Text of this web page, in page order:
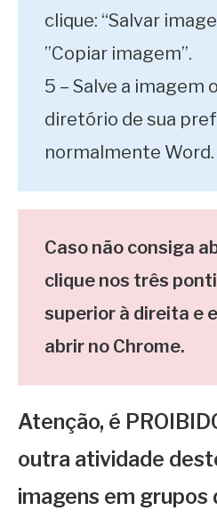
clique: “Salvar
”Copiar imagem”.
5 – Salve a imagem
diretório de sua
normalmente Word.
Caso não consiga
clique nos três
superior à direita e
abrir no Chrome.
Atenção, é
outra atividade
imagens em grupos